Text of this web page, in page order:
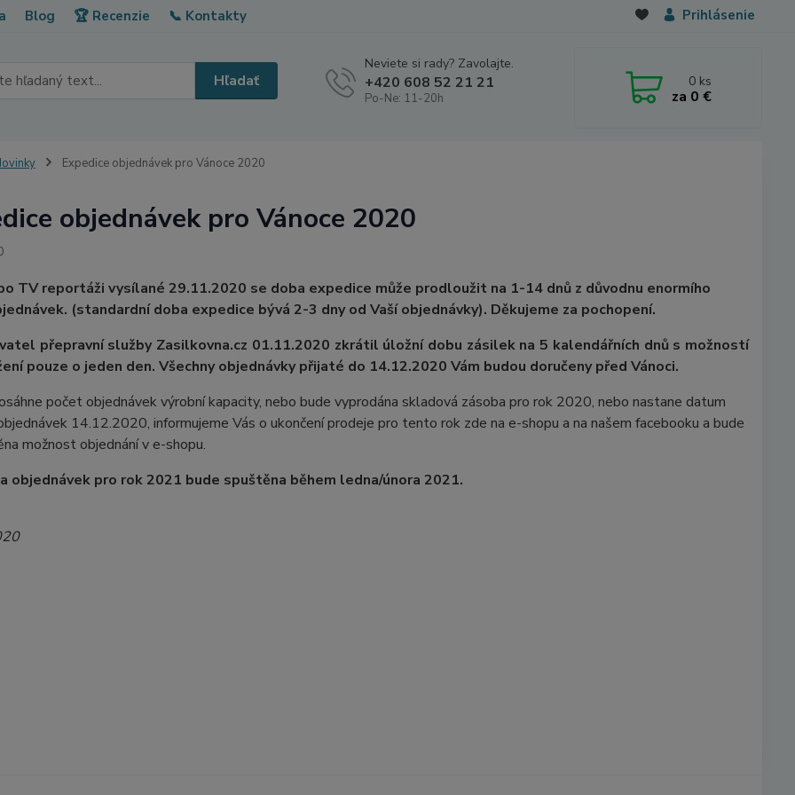
🏆 Recenzie 📞 Kontakty
Blog Prihlásenie
Hľadať
Neviete si rady? Zavolajte.
+420 608 52 21 21
Po-Ne: 11-20h
0 ks
za 0 €
Expedice objednávek pro Vánoce 2020
objednávek pro Vánoce 2020
TV reportáži vysílané 29.11.2020 se doba expedice může prodloužit na 1-14 dnů z důvodnu enormího
(standardní doba expedice bývá 2-3 dny od Vaší objednávky). Děkujeme za pochopení.
přepravní služby Zasilkovna.cz 01.11.2020 zkrátil úložní dobu zásilek na 5 kalendářních dnů s možností
pouze o jeden den. Všechny objednávky přijaté do 14.12.2020 Vám budou doručeny před Vánoci.
počet objednávek výrobní kapacity, nebo bude vyprodána skladová zásoba pro rok 2020, nebo nastane datum
14.12.2020, informujeme Vás o ukončení prodeje pro tento rok zde na e-shopu a na našem facebooku a bude
možnost objednání v e-shopu.
objednávek pro rok 2021 bude spuštěna během ledna/února 2021.